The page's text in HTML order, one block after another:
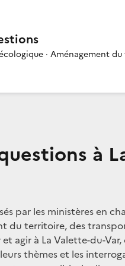
· Aménagement
à
par les ministères en
du territoire, des
agir à La Valette-du-Var,
thèmes et les